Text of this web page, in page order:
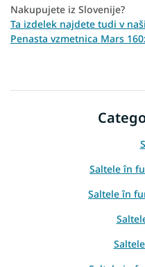
Nakupujete iz Slovenije?
Ta izdelek najdete tudi v
Penasta vzmetnica Mars
Saltele în
Saltele în